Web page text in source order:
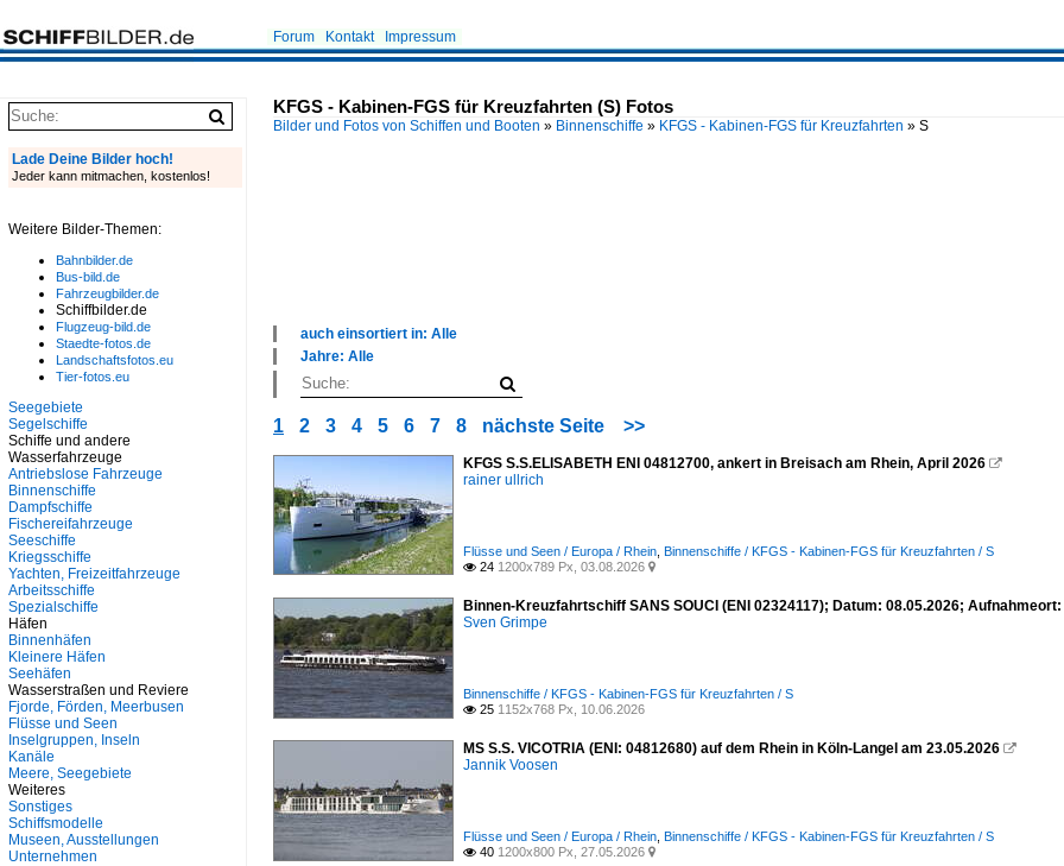
Forum Kontakt Impressum
KFGS - Kabinen-FGS für Kreuzfahrten (S) Fotos
Bilder und Fotos von Schiffen und Booten » Binnenschiffe » KFGS - Kabinen-FGS für Kreuzfahrten » S
auch einsortiert in: Alle
Antriebslose Fahrzeuge
Binnenschiffe
Seehäfen
Sonstiges
Unternehmen
Jahre: Alle
Alle Jahre
1970
2000
2010
2020
1 2 3 4 5 6 7 8 nächste Seite >>
KFGS S.S.ELISABETH ENI 04812700, ankert in Breisach am Rhein, April 2026 
rainer ullrich
Flüsse und Seen / Europa / Rhein Binnenschiffe / KFGS - Kabinen-FGS für Kreuzfahrten / S
 24 1200x789 Px, 03.08.2026 
Binnen-Kreuzfahrtschiff SANS SOUCI (ENI 02324117); Datum: 08.05.2026;
Sven Grimpe
Binnenschiffe / KFGS - Kabinen-FGS für Kreuzfahrten / S
 25 1152x768 Px, 10.06.2026
MS S.S. VICOTRIA (ENI: 04812680) auf dem Rhein in Köln-Langel am 23.05.2026 
Jannik Voosen
Flüsse und Seen / Europa / Rhein Binnenschiffe / KFGS - Kabinen-FGS für Kreuzfahrten / S
 40 1200x800 Px, 27.05.2026 
Lade Deine Bilder hoch!
Jeder kann mitmachen, kostenlos!
Weitere Bilder-Themen:
Bahnbilder.de
Bus-bild.de
Fahrzeugbilder.de
Schiffbilder.de
Flugzeug-bild.de
Staedte-fotos.de
Landschaftsfotos.eu
Tier-fotos.eu
Seegebiete
Segelschiffe
Schiffe und andere
Wasserfahrzeuge
Antriebslose Fahrzeuge
Binnenschiffe
Dampfschiffe
Fischereifahrzeuge
Seeschiffe
Kriegsschiffe
Yachten, Freizeitfahrzeuge
Arbeitsschiffe
Spezialschiffe
Häfen
Binnenhäfen
Kleinere Häfen
Seehäfen
Wasserstraßen und Reviere
Fjorde, Förden, Meerbusen
Flüsse und Seen
Inselgruppen, Inseln
Kanäle
Meere, Seegebiete
Weiteres
Sonstiges
Schiffsmodelle
Museen, Ausstellungen
Unternehmen